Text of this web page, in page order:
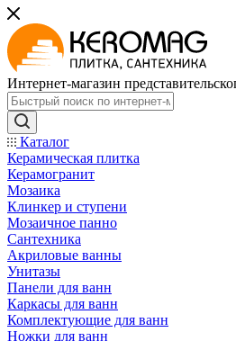
Интернет-магазин
Каталог
Керамическая плитка
Керамогранит
Мозаика
Клинкер и ступени
Мозаичное панно
Сантехника
Акриловые ванны
Унитазы
Панели для ванн
Каркасы для ванн
Комплектующие для ванн
Ножки для ванн